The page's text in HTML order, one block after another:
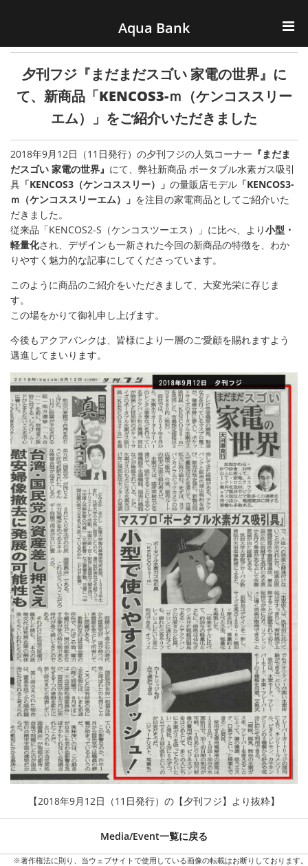
Aqua Bank
TOP
KENCOS・eye-cos
Water Server
COOLIC
環境事業
会社概要
夕刊フジ『まだまだスゴい 家電の世界』に
て、新商品「KENCOS3-ｍ（ケンコススリー
エム）」をご紹介いただきました
2018年9月12日（11日発行）の夕刊フジの人気コーナー 『まだま
だスゴい 家電の世界』 にて、弊社新商品 ポータブル水素ガス吸引
具 「KENCOS3（ケンコススリー）」 の量販店モデル 「KENCOS3-
ｍ（ケンコススリーエム）」 を注目の家電商品としてご紹介いた
だきました。
従来品「KENCOS2-S（ケンコスツーエス）」に比べ、より小型・
軽量化され、デザインも一新された今回の新商品の特徴を、わか
りやすく魅力的な記事にしてくださっています。
このように商品のご紹介をいただきまして、大変光栄に存じま
す。
この場をかりて御礼申し上げます。
今後もアクアバンクは、皆様により一層のご愛顧を賜れますよう
邁進してまいります。
【2018年9月12日（11日発行）の【夕刊フジ】より抜粋】
Media/Event一覧に戻る
※著作権法に則り、当ウェブサイトで使用している画像の転載はお断りしております。